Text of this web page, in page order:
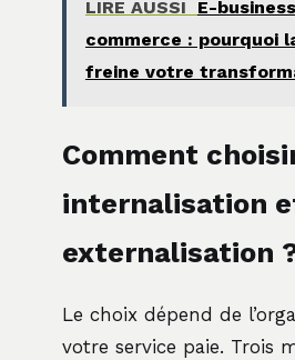
LIRE AUSSI
E-
commerce : pourquoi
freine votre
Comment
internalisation
externalisation
Le choix dépend de
votre service paie. Trois